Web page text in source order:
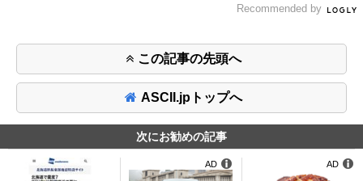
Recommended by
この記事の先頭へ
ASCII.jpトップへ
次にお勧めの記事
AD AD